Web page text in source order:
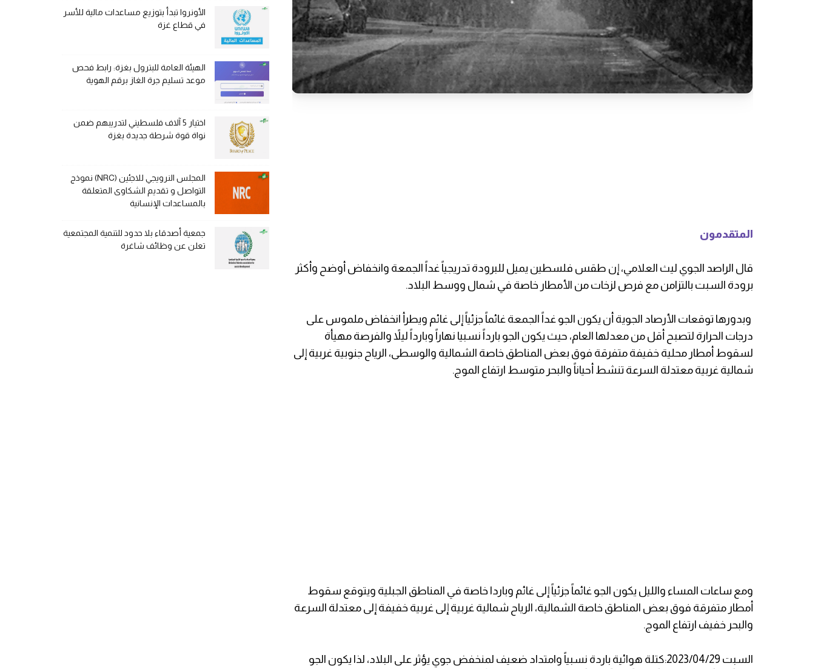
المتقدمون
قال الراصد الجوي ليث العلامي، إن طقس فلسطين يميل للبرودة تدريجياً غداً الجمعة وانخفاض أوضح وأكثر
برودة السبت بالتزامن مع فرص لزخات من الأمطار خاصة في شمال ووسط البلاد.
وبدورها توقعات الأرصاد الجوية أن يكون الجو غداً الجمعة غائماً جزئياً إلى غائم ويطرأ انخفاض ملموس على
درجات الحرارة لتصبح أقل من معدلها العام، حيث يكون الجو بارداً نسبيا نهاراً وبارداً ليلاً والفرصة مهيأة
لسقوط أمطار محلية خفيفة متفرقة فوق بعض المناطق خاصة الشمالية والوسطى، الرياح جنوبية غربية إلى
شمالية غربية معتدلة السرعة تنشط أحياناً والبحر متوسط ارتفاع الموج.
ومع ساعات المساء والليل يكون الجو غائماً جزئياً إلى غائم وباردا خاصة في المناطق الجبلية ويتوقع سقوط
أمطار متفرقة فوق بعض المناطق خاصة الشمالية، الرياح شمالية غربية إلى غربية خفيفة إلى معتدلة السرعة
والبحر خفيف ارتفاع الموج.
السبت 2023/04/29:كتلة هوائية باردة نسبياً وامتداد ضعيف لمنخفض جوي يؤثر على البلاد، لذا يكون الجو
الأونروا تبدأ بتوزيع مساعدات مالية للأسر
في قطاع غزة
الهيئة العامة للبترول بغزة: رابط فحص
موعد تسليم جرة الغاز برقم الهوية
اختيار 5 آلاف فلسطيني لتدريبهم ضمن
نواة قوة شرطة جديدة بغزة
المجلس النرويجي للاجئين (NRC) نموذج
التواصل و تقديم الشكاوى المتعلقة
بالمساعدات الإنسانية
جمعية أصدقاء بلا حدود للتنمية المجتمعية
تعلن عن وظائف شاغرة